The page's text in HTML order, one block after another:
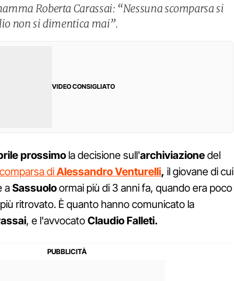
Roberta Carassai: “Nessuna scomparsa si
non si dimentica mai”.
VIDEO CONSIGLIATO
prossimo la decisione sull'archiviazionedel
diAlessandro Venturelli, il giovane di cui
aSassuoloormai più di 3 anni fa, quando era poco
ritrovato. È quanto hanno comunicato la
, e l'avvocatoClaudio Falleti.